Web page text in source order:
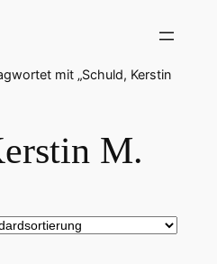
mit „Schuld, Kerstin
M.